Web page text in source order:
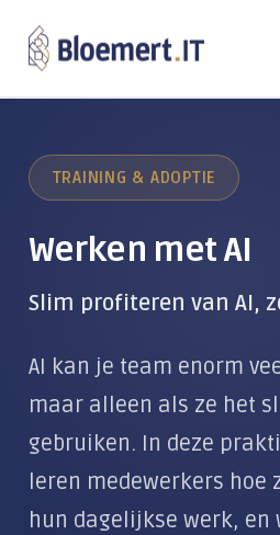
DE MODERNE WERKPLEK
Laptops en computers
Microsoft Copilot
Microsoft Teams
Beheer & Support
Branches
Bouw
Transport
Zorg & Welzijn
Publieke sector
Zakelijke dienstverlening
Referenties
Over Bloemert IT
Over ons
Werken bij
Contact
TeamViewer
Klantportaal
TRAINING & ADOPTIE
Werken met AI
Slim profiteren van AI,
AI kan je team enorm
maar alleen als ze het
gebruiken. In deze
leren medewerkers hoe
hun dagelijkse werk, en